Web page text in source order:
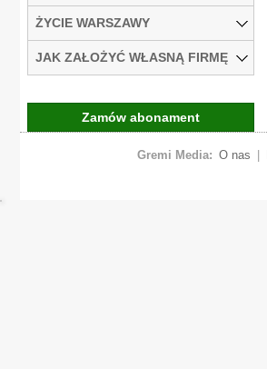
ŻYCIE WARSZAWY
JAK ZAŁOŻYĆ WŁASNĄ FIRMĘ
Zamów abonament
Gremi Media: O nas